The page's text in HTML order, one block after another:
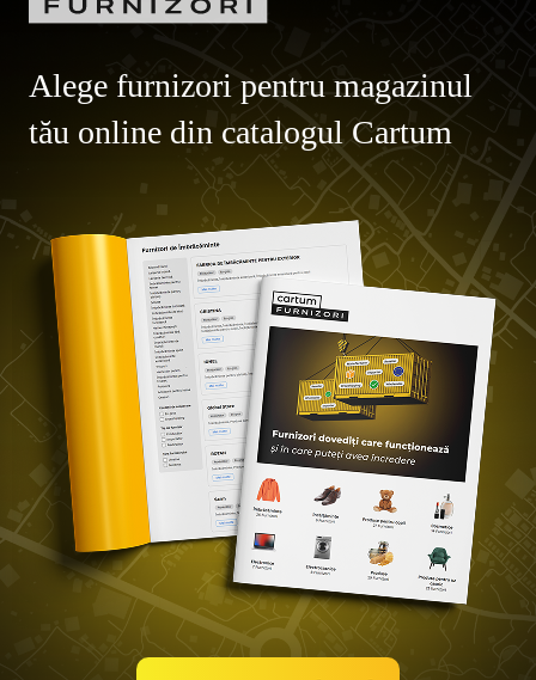
Alege furnizori pentru magazinul
tău online din catalogul Cartum